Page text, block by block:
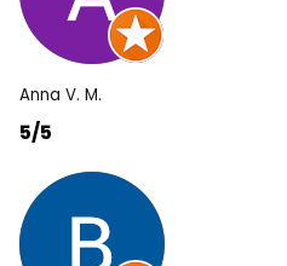
Anna V. M.
5/5